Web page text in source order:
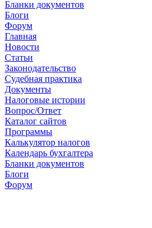
Бланки документов
Блоги
Форум
Главная
Новости
Cтатьи
Законодательство
Судебная практика
Документы
Налоговые истории
Вопрос/Ответ
Каталог сайтов
Программы
Калькулятор налогов
Календарь бухгалтера
Бланки документов
Блоги
Форум